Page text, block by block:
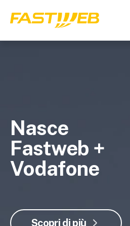
Nasce
Fastweb +
Vodafone
Scopri di più